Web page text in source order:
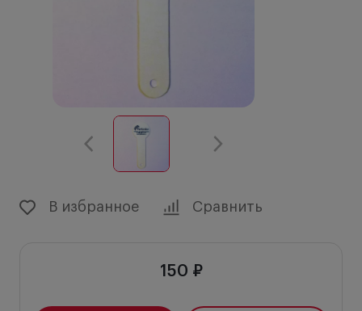
В избранное Сравнить
150 ₽